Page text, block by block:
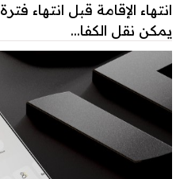
انتهاء الإقامة قبل انتهاء
يمكن نقل الكفا...